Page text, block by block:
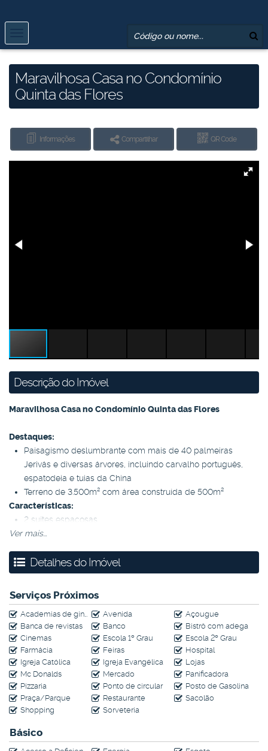
Maravilhosa Casa no Condomínio
Quinta das Flores
Informações Compartilhar QR Code
Descrição do Imóvel
Maravilhosa Casa no Condomínio Quinta das Flores
Destaques:
Paisagismo deslumbrante com mais de 40 palmeiras
Jerivás e diversas árvores, incluindo carvalho português,
espatodeia e tuias da China
Terreno de 3.500m² com área construída de 500m²
Características:
2 suítes espaçosas
2 dormitórios adicionais
Sala de TV
2 salas de estar e 1 sala de jantar
Área gourmet perfeita para receber convidados
Solarium para relaxamento
Sauna
Lavanderia
Dependência para empregada
3 vagas cobertas
Aquecimento solar
Reservatório para reuso de água da chuva
Pomar e canil
Um imóvel exclusivo para quem busca conforto, sofisticação e
Ver mais...
Detalhes do Imóvel
Serviços Próximos
Academias de ginástica Avenida
Açougue
Banca de revistas
Banco
Bistrô com adega
Cinemas
Escola 1º Grau
Escola 2º Grau
Farmácia
Feiras
Hospital
Igreja Católica
Igreja Evangélica
Lojas
Mc Donalds
Mercado
Panificadora
Pizzaria
Ponto de circular
Posto de Gasolina
Praça/Parque
Restaurante
Sacolão
Shopping
Sorveteria
Básico